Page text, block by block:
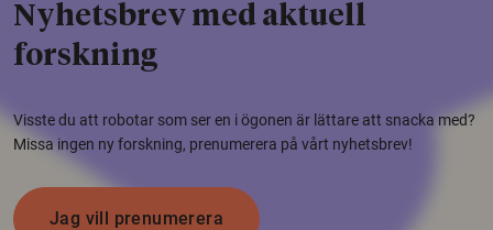
Nyhetsbrev med aktuell
forskning
Visste du att robotar som ser en i ögonen är lättare att snacka med?
Missa ingen ny forskning, prenumerera på vårt nyhetsbrev!
Jag vill prenumerera